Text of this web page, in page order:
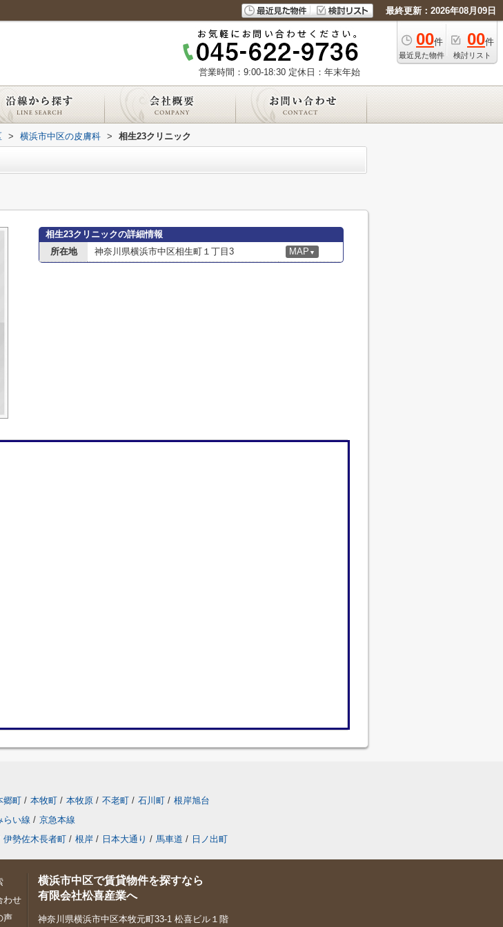
最終更新：2026年08月09日
00件
最近見た物件
00件
検討リスト
営業時間：9:00-18:30 定休日：年末年始
> 横浜市中区の皮膚科 > 相生23クリニック
相生23クリニックの詳細情報
所在地
神奈川県横浜市中区相生町１丁目3 MAP ▼
郷町 / 本牧町 / 本牧原 / 不老町 / 石川町 / 根岸旭台
らい線 / 京急本線
伊勢佐木長者町 / 根岸 / 日本大通り / 馬車道 / 日ノ出町
わせ
声
横浜市中区で賃貸物件を探すなら
有限会社松喜産業へ
神奈川県横浜市中区本牧元町33-1 松喜ビル１階